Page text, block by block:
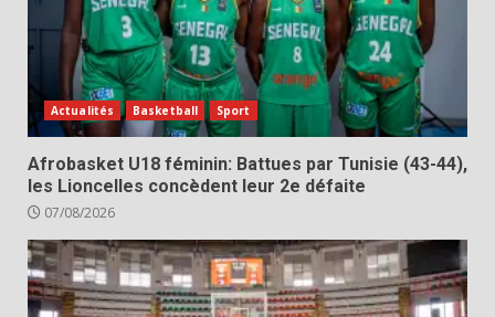
Actualités Basketball Sport
Afrobasket U18 féminin: Battues par Tunisie (43-44),
les Lioncelles concèdent leur 2e défaite
07/08/2026